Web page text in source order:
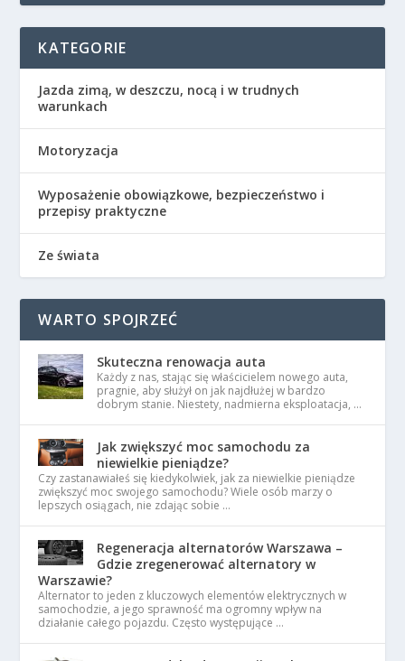
KATEGORIE
Jazda zimą, w deszczu, nocą i w trudnych
warunkach
Motoryzacja
Wyposażenie obowiązkowe, bezpieczeństwo i
przepisy praktyczne
Ze świata
WARTO SPOJRZEĆ
Skuteczna renowacja auta
Każdy z nas, stając się właścicielem nowego auta,
pragnie, aby służył on jak najdłużej w bardzo
dobrym stanie. Niestety, nadmierna eksploatacja, …
Jak zwiększyć moc samochodu za
niewielkie pieniądze?
Czy zastanawiałeś się kiedykolwiek, jak za niewielkie pieniądze
zwiększyć moc swojego samochodu? Wiele osób marzy o
lepszych osiągach, nie zdając sobie …
Regeneracja alternatorów Warszawa –
Gdzie zregenerować alternatory w
Warszawie?
Alternator to jeden z kluczowych elementów elektrycznych w
samochodzie, a jego sprawność ma ogromny wpływ na
działanie całego pojazdu. Często występujące …